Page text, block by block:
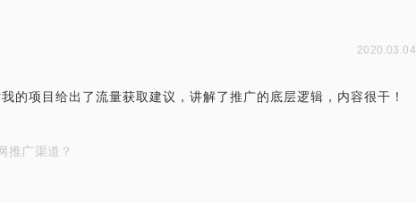
2020.03.04
的项目给出了流量获取建议，讲解了推广的底层逻辑，内容很干！
推广渠道？